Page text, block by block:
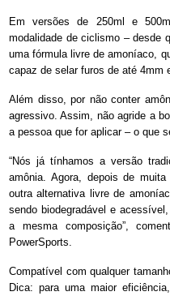
Em versões de 250ml e
modalidade de ciclismo – desde
uma fórmula livre de amoníaco,
capaz de selar furos de até 4mm
Além disso, por não conter
agressivo. Assim, não agride a
a pessoa que for aplicar – o que
“Nós já tínhamos a versão
amônia. Agora, depois de
outra alternativa livre de
sendo biodegradável e
a mesma composição”,
PowerSports.
Compatível com qualquer
Dica: para uma maior